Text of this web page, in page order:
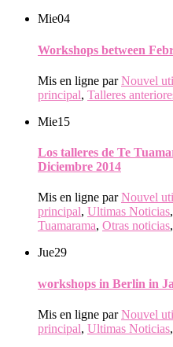
Mie04
Workshops between
Mis en ligne parNouvel
principal, Talleres
Mie15
Los talleres de Te
Diciembre 2014
Mis en ligne parNouvel
principal, Ultimas Noticias,
Tuamarama, Otras noticias,
Jue29
workshops in Berlin in
Mis en ligne parNouvel
principal, Ultimas Noticias,